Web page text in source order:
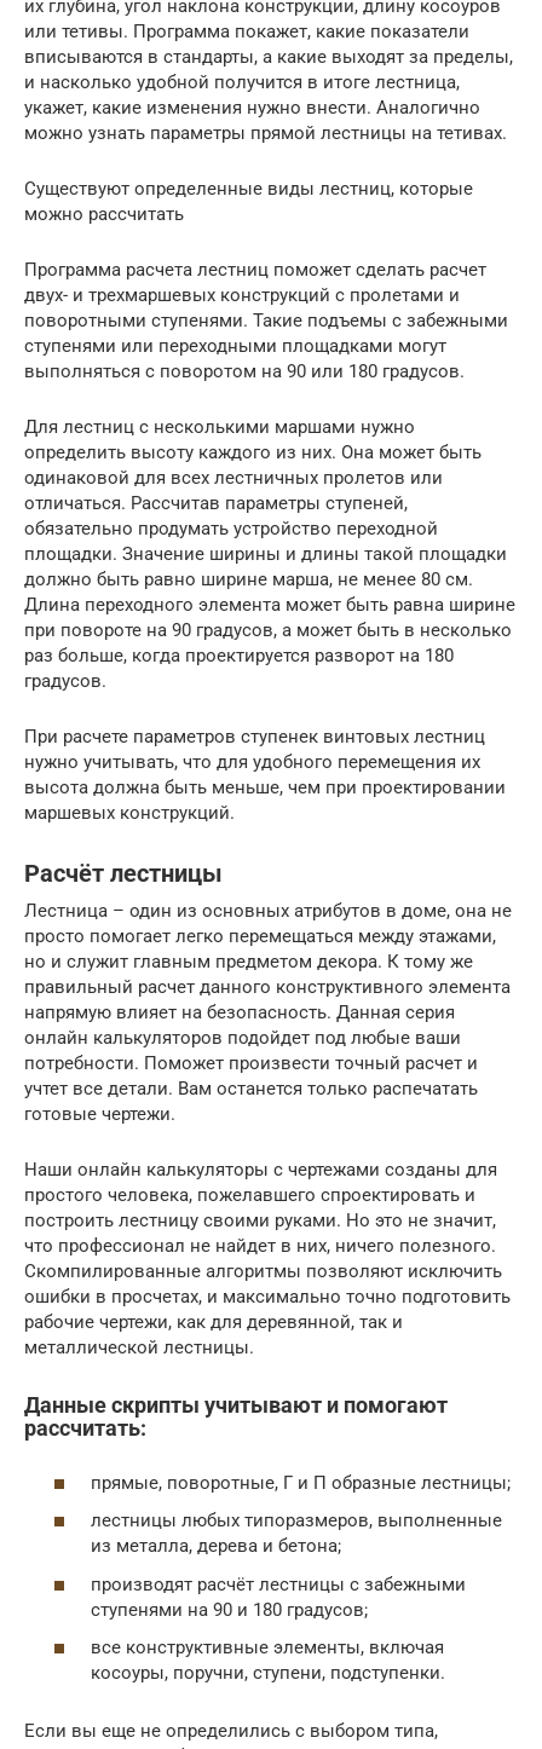
их глубина, угол наклона конструкции, длину косоуров
или тетивы. Программа покажет, какие показатели
вписываются в стандарты, а какие выходят за пределы,
и насколько удобной получится в итоге лестница,
укажет, какие изменения нужно внести. Аналогично
можно узнать параметры прямой лестницы на тетивах.
Существуют определенные виды лестниц, которые
можно рассчитать
Программа расчета лестниц поможет сделать расчет
двух- и трехмаршевых конструкций с пролетами и
поворотными ступенями. Такие подъемы с забежными
ступенями или переходными площадками могут
выполняться с поворотом на 90 или 180 градусов.
Для лестниц с несколькими маршами нужно
определить высоту каждого из них. Она может быть
одинаковой для всех лестничных пролетов или
отличаться. Рассчитав параметры ступеней,
обязательно продумать устройство переходной
площадки. Значение ширины и длины такой площадки
должно быть равно ширине марша, не менее 80 см.
Длина переходного элемента может быть равна ширине
при повороте на 90 градусов, а может быть в несколько
раз больше, когда проектируется разворот на 180
градусов.
При расчете параметров ступенек винтовых лестниц
нужно учитывать, что для удобного перемещения их
высота должна быть меньше, чем при проектировании
маршевых конструкций.
Расчёт лестницы
Лестница – один из основных атрибутов в доме, она не
просто помогает легко перемещаться между этажами,
но и служит главным предметом декора. К тому же
правильный расчет данного конструктивного элемента
напрямую влияет на безопасность. Данная серия
онлайн калькуляторов подойдет под любые ваши
потребности. Поможет произвести точный расчет и
учтет все детали. Вам останется только распечатать
готовые чертежи.
Наши онлайн калькуляторы с чертежами созданы для
простого человека, пожелавшего спроектировать и
построить лестницу своими руками. Но это не значит,
что профессионал не найдет в них, ничего полезного.
Скомпилированные алгоритмы позволяют исключить
ошибки в просчетах, и максимально точно подготовить
рабочие чертежи, как для деревянной, так и
металлической лестницы.
Данные скрипты учитывают и помогают
рассчитать:
прямые, поворотные, Г и П образные лестницы;
лестницы любых типоразмеров, выполненные
из металла, дерева и бетона;
производят расчёт лестницы с забежными
ступенями на 90 и 180 градусов;
все конструктивные элементы, включая
косоуры, поручни, ступени, подступенки.
Если вы еще не определились с выбором типа,